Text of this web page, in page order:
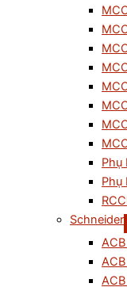
Phụ
Phụ
Schneider